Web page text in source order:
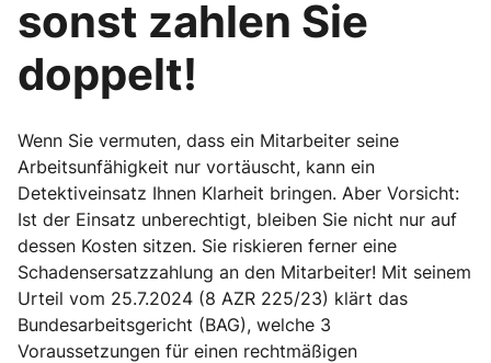
sonst zahlen Sie
doppelt!
Wenn Sie vermuten, dass ein Mitarbeiter seine
Arbeitsunfähigkeit nur vortäuscht, kann ein
Detektiveinsatz Ihnen Klarheit bringen. Aber Vorsicht:
Ist der Einsatz unberechtigt, bleiben Sie nicht nur auf
dessen Kosten sitzen. Sie riskieren ferner eine
Schadensersatzzahlung an den Mitarbeiter! Mit seinem
Urteil vom 25.7.2024 (8 AZR 225/23) klärt das
Bundesarbeitsgericht (BAG), welche 3
Voraussetzungen für einen rechtmäßigen